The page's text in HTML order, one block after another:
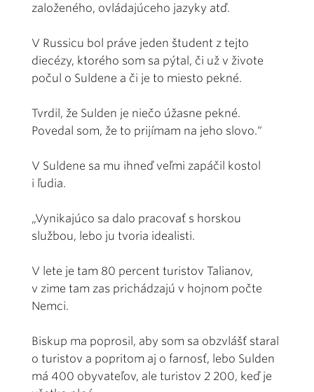
založeného, ovládajúceho jazyky atď.
V Russicu bol práve jeden študent z tejto
diecézy, ktorého som sa pýtal, či už v živote
počul o Suldene a či je to miesto pekné.
Tvrdil, že Sulden je niečo úžasne pekné.
Povedal som, že to prijímam na jeho slovo.“
V Suldene sa mu ihneď veľmi zapáčil kostol
i ľudia.
„Vynikajúco sa dalo pracovať s horskou
službou, lebo ju tvoria idealisti.
V lete je tam 80 percent turistov Talianov,
v zime tam zas prichádzajú v hojnom počte
Nemci.
Biskup ma poprosil, aby som sa obzvlášť staral
o turistov a popritom aj o farnosť, lebo Sulden
má 400 obyvateľov, ale turistov 2 200, keď je